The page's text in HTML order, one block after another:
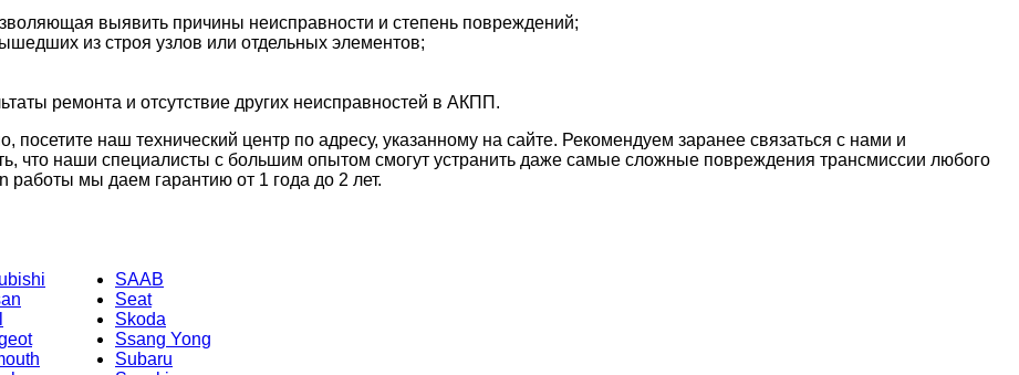
выявить причины неисправности и степень повреждений;
из строя узлов или отдельных элементов;
ремонта и отсутствие других неисправностей в АКПП.
наш технический центр по адресу, указанному на сайте. Рекомендуем заранее связаться с нами и
что наши специалисты с большим опытом смогут устранить даже самые сложные повреждения трансмиссии любого
мы даем гарантию от 1 года до 2 лет.
SAAB
Seat
Skoda
Ssang Yong
Subaru